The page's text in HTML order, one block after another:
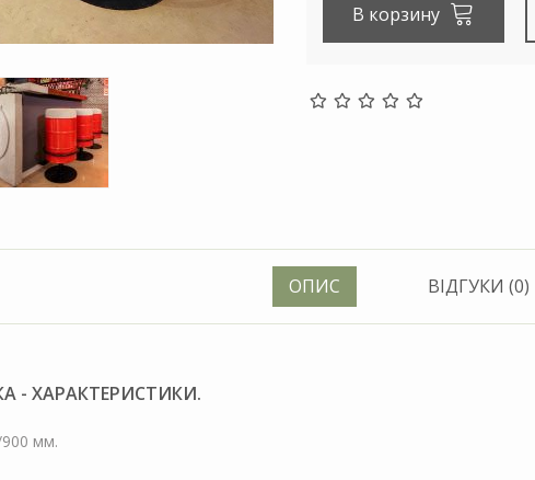
В корзину
ОПИС ВІДГУКИ (0)
- ХАРАКТЕРИСТИКИ.
мм.